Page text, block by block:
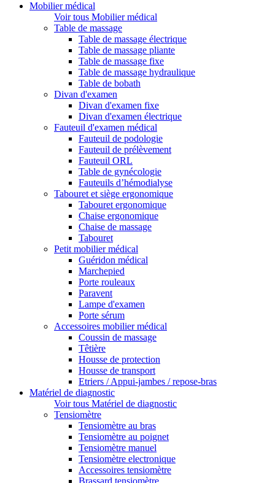
Mobilier médical
Voir tous Mobilier médical
Table de massage
Table de massage électrique
Table de massage pliante
Table de massage fixe
Table de massage hydraulique
Table de bobath
Divan d'examen
Divan d'examen fixe
Divan d'examen électrique
Fauteuil d'examen médical
Fauteuil de podologie
Fauteuil de prélèvement
Fauteuil ORL
Table de gynécologie
Fauteuils d’hémodialyse
Tabouret et siège ergonomique
Tabouret ergonomique
Chaise ergonomique
Chaise de massage
Tabouret
Petit mobilier médical
Guéridon médical
Marchepied
Porte rouleaux
Paravent
Lampe d'examen
Porte sérum
Accessoires mobilier médical
Coussin de massage
Têtière
Housse de protection
Housse de transport
Etriers / Appui-jambes / repose-bras
Matériel de diagnostic
Voir tous Matériel de diagnostic
Tensiomètre
Tensiomètre au bras
Tensiomètre au poignet
Tensiomètre manuel
Tensiomètre electronique
Accessoires tensiomètre
Brassard tensiomètre